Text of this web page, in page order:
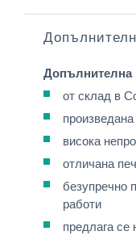
от склад в
висока
отличана
безупречно
работи
предлага се